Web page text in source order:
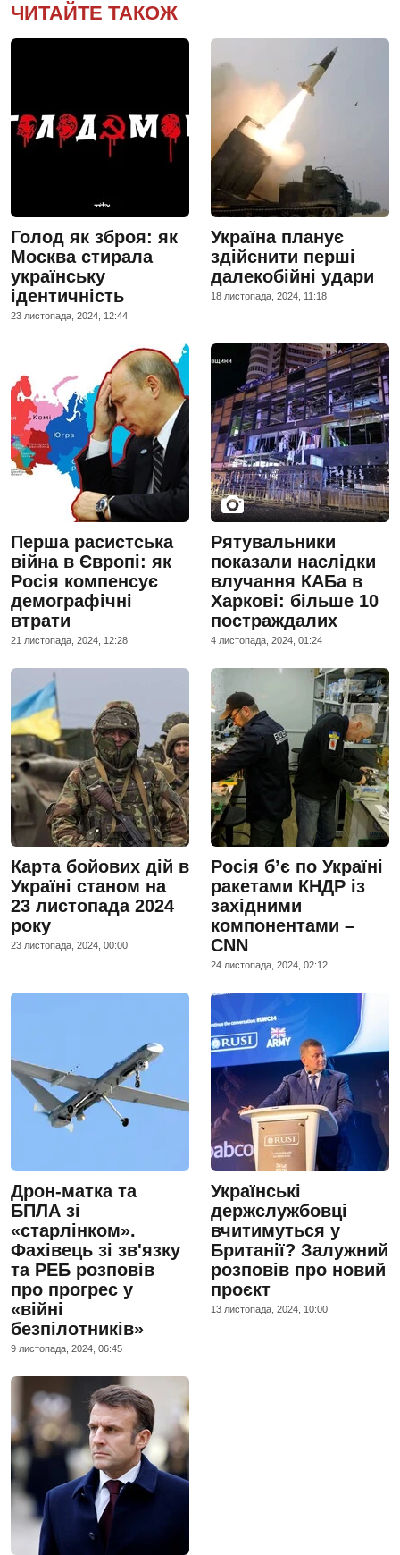
ЧИТАЙТЕ ТАКОЖ
Голод як зброя: як
Москва стирала
українську
ідентичність
23 листопада, 2024, 12:44
Україна планує
здійснити перші
далекобійні удари
18 листопада, 2024, 11:18
Перша расистська
війна в Європі: як
Росія компенсує
демографічні
втрати
21 листопада, 2024, 12:28
Рятувальники
показали наслідки
влучання КАБа в
Харкові: більше 10
постраждалих
4 листопада, 2024, 01:24
Карта бойових дій в
Україні станом на
23 листопада 2024
року
23 листопада, 2024, 00:00
Росія б’є по Україні
ракетами КНДР із
західними
компонентами –
CNN
24 листопада, 2024, 02:12
Дрон-матка та
БПЛА зі
«старлінком».
Фахівець зі зв'язку
та РЕБ розповів
про прогрес у
«війні
безпілотників»
9 листопада, 2024, 06:45
Українські
держслужбовці
вчитимуться у
Британії? Залужний
розповів про новий
проєкт
13 листопада, 2024, 10:00